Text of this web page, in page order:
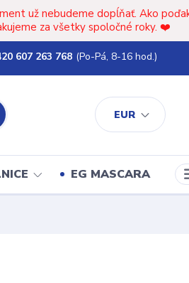
už nebudeme dopĺňať. Ako
za všetky spoločné roky. ❤️
EUR
607 263 768 (Po-Pá, 8-16 hod.)
EG MASCARA